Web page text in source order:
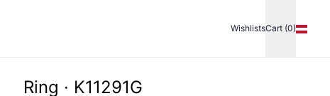
WishlistsCart (0)
Ring · K11291G